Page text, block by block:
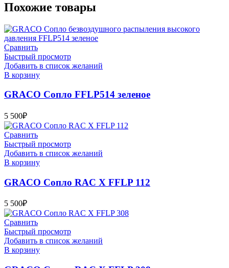
Похожие товары
Сравнить
Быстрый просмотр
Добавить в список желаний
В корзину
GRACO Сопло FFLP514 зеленое
5 500₽
Сравнить
Быстрый просмотр
Добавить в список желаний
В корзину
GRACO Сопло RAC X FFLP 112
5 500₽
Сравнить
Быстрый просмотр
Добавить в список желаний
В корзину